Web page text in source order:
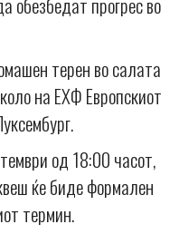
терен во салата
на ЕХФ Европскиот
од 18:00 часот,
ќе биде формален
термин.